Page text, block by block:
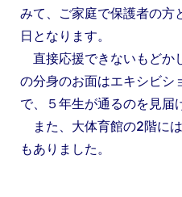
みて、ご家庭で保護者の方
日となります。
直接応援できないもどか
の分身のお面はエキシビシ
で、５年生が通るのを見届
また、大体育館の2階に
もありました。